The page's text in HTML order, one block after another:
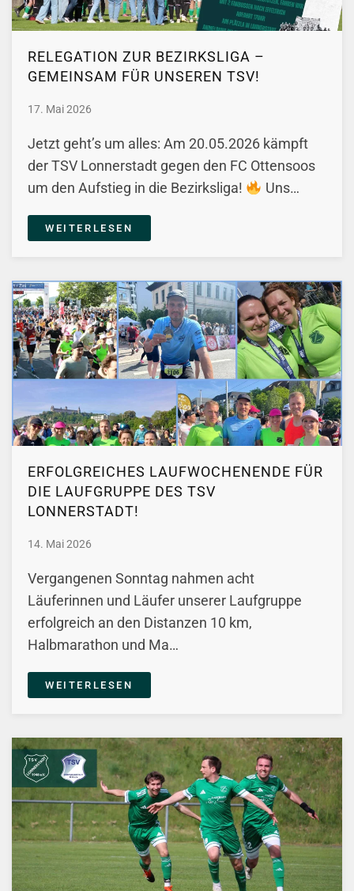
RELEGATION ZUR BEZIRKSLIGA –
GEMEINSAM FÜR UNSEREN TSV!
17. Mai 2026
Jetzt geht’s um alles: Am 20.05.2026 kämpft
der TSV Lonnerstadt gegen den FC Ottensoos
um den Aufstieg in die Bezirksliga!
Uns…
WEITERLESEN
ERFOLGREICHES LAUFWOCHENENDE FÜR
DIE LAUFGRUPPE DES TSV
LONNERSTADT!
14. Mai 2026
Vergangenen Sonntag nahmen acht
Läuferinnen und Läufer unserer Laufgruppe
erfolgreich an den Distanzen 10 km,
Halbmarathon und Ma…
WEITERLESEN